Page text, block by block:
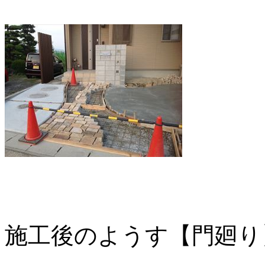
施工後のようす【門廻